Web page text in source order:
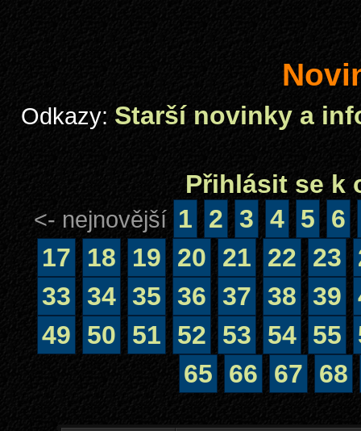
Odkazy: Starší novinky a
Přihlásit se k
<- nejnovější 1 2 3 4 5
6
17
18 19 20 21 22 23
33 34 35 36 37 38 39
49
50 51 52 53 54 55
65
66 67 68